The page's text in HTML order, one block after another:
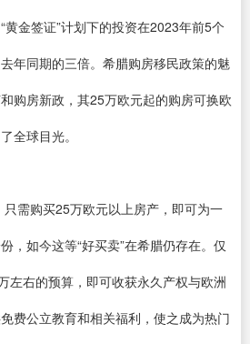
黄金签证”计划下的投资在2023年前5个
年同期的三倍。希腊购房移民政策的魅
购房新政，其25万欧元起的购房可换欧
全球目光。
需购买25万欧元以上房产，即可为一
，如今这等“好买卖”在希腊仍存在。仅
左右的预算，即可收获永久产权与欧洲
费公立教育和相关福利，使之成为热门